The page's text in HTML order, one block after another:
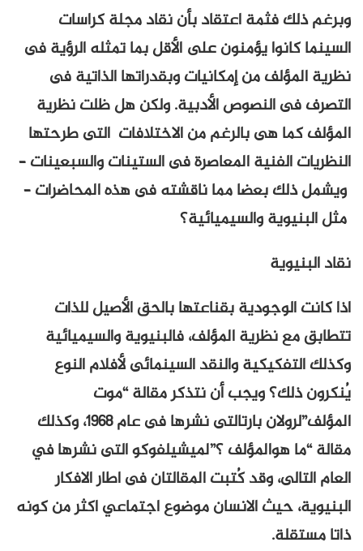
وبرغم ذلك فثمة اعتقاد بأن نقاد مجلة كراسات
السينما كانوا يؤمنون على الأقل بما تمثله الرؤية فى
نظرية المؤلف من إمكانيات وبقدراتها الذاتية فى
التصرف فى النصوص الأدبية. ولكن هل ظلت نظرية
المؤلف كما هى بالرغم من الاختلافات التى طرحتها
النظريات الفنية المعاصرة فى الستينات والسبعينات –
ويشمل ذلك بعضا مما ناقشته فى هذه المحاضرات –
مثل البنيوية والسيميائية؟
نقاد البنيوية
اذا كانت الوجودية بقناعتها بالحق الأصيل للذات
تتطابق مع نظرية المؤلف، فالبنيوية والسيميائية
وكذلك التفكيكية والنقد السينمائى لأفلام النوع
يُنكرون ذلك؟ ويجب أن نتذكر مقالة “موت
المؤلف”لرولان بارتالتى نشرها فى عام 1968، وكذلك
مقالة “ما هوالمؤلف ؟”لميشيلفوكو التى نشرها في
العام التالى، وقد كُتبت المقالتان فى اطار الافكار
البنيوية، حيث الانسان موضوع اجتماعي اكثر من كونه
ذاتا مستقلة.